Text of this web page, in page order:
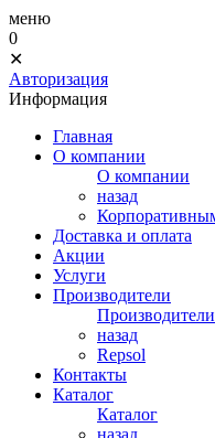
меню
0
✕
Авторизация
Информация
Главная
О компании
О компании
назад
Доставка и оплата
Акции
Услуги
Производители
Производители
назад
Repsol
Контакты
Каталог
Каталог
назад